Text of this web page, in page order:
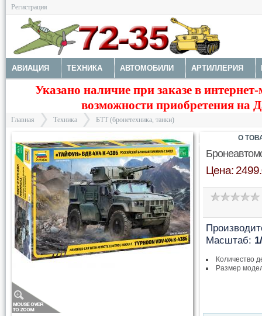
Регистрация
АВИАЦИЯ ТЕХНИКА АВТОМОБИЛИ АРТИЛЛЕРИЯ
МОТОТЕХНИКА ТЕХНИКА РАЗНАЯ ФИГУРЫ МОДЕЛИ
КРАСКИ И ИНСТРУМЕНТЫ
Указано наличие при заказе в
возможности приобретения на
Главная
>
Техника
>
БТТ (бронетехника, танки)
Цена:
Масштаб:
Количество
Размер
О